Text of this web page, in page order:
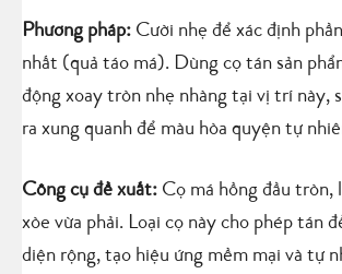
Phương pháp: Cười nhẹ để xác định
nhất (quả táo má). Dùng cọ tán sản
động xoay tròn nhẹ nhàng tại vị trí này,
ra xung quanh để màu hòa quyện tự
Công cụ đề xuất: Cọ má hồng đầu tròn,
xòe vừa phải. Loại cọ này cho phép tán
diện rộng, tạo hiệu ứng mềm mại và tự